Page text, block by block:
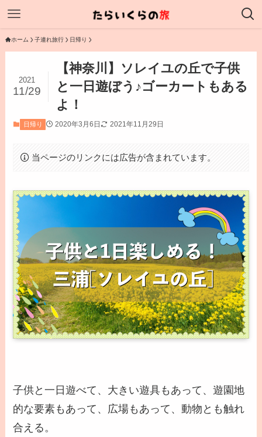
ホーム 子連れ旅行 日帰り
【神奈川】ソレイユの丘で子供
と一日遊ぼう♪ゴーカートもある
よ！
2021
11/29
日帰り 2020年3月6日 2021年11月29日
当ページのリンクには広告が含まれています。
子供と一日遊べて、大きい遊具もあって、遊園地
的な要素もあって、広場もあって、動物とも触れ
合える。